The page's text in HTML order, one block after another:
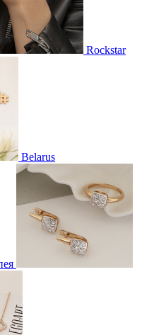
Rockstar
Belarus